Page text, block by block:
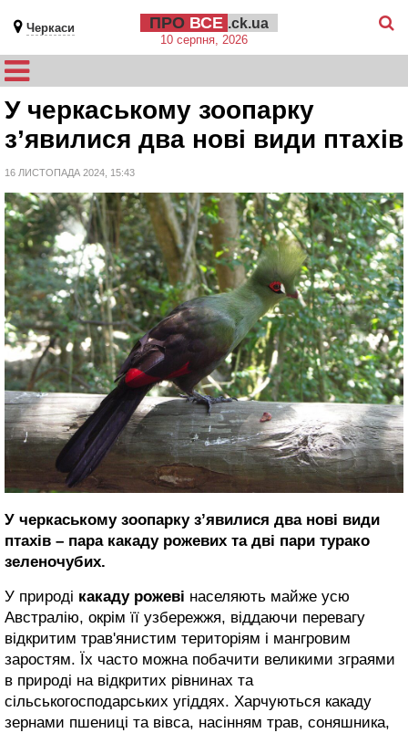
Черкаси ПРО ВСЕ .ck.ua
10 серпня, 2026
У черкаському зоопарку
з’явилися два нові види птахів
16 ЛИСТОПАДА 2024, 15:43
У черкаському зоопарку з’явилися два нові види
птахів – пара какаду рожевих та дві пари турако
зеленочубих.
У природі какаду рожеві населяють майже усю
Австралію, окрім її узбережжя, віддаючи перевагу
відкритим трав'янистим територіям і мангровим
заростям. Їх часто можна побачити великими зграями
в природі на відкритих рівнинах та
сільськогосподарських угіддях. Харчуються какаду
зернами пшениці та вівса, насінням трав, соняшника,